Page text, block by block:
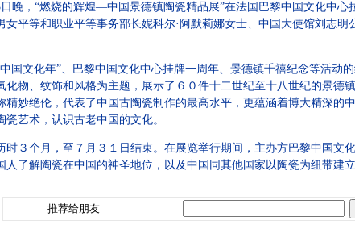
，“燃烧的辉煌—中国景德镇陶瓷精品展”在法国巴黎中国文化中心
女平等和职业平等事务部长妮科尔·阿默莉娜女士、中国大使馆刘志
文化年”、巴黎中国文化中心挂牌一周年、景德镇千禧纪念等活动
化物、纹饰和风格为主题，展示了６０件十二世纪至十八世纪的景德
精妙绝伦，代表了中国古陶瓷制作的最高水平，更蕴涵着博大精深的
瓷艺术，认识古老中国的文化。
个月，至７月３１日结束。在展览举行期间，主办方巴黎中国文
人了解陶瓷在中国的神圣地位，以及中国同其他国家以陶瓷为纽带建
推荐给朋友